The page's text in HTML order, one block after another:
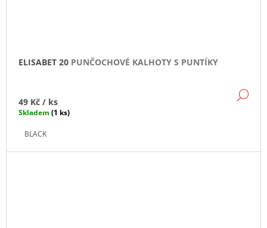
ELISABET 20 PUNČOCHOVÉ KALHOTY S PUNTÍKY
49 Kč / ks
Skladem (1 ks)
BLACK